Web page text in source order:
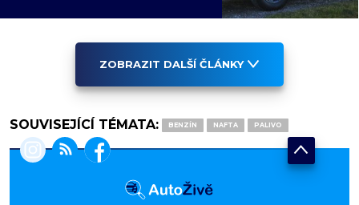
ZOBRAZIT DALŠÍ ČLÁNKY
SOUVISEJÍCÍ TÉMATA: BENZÍN NAFTA PALIVO